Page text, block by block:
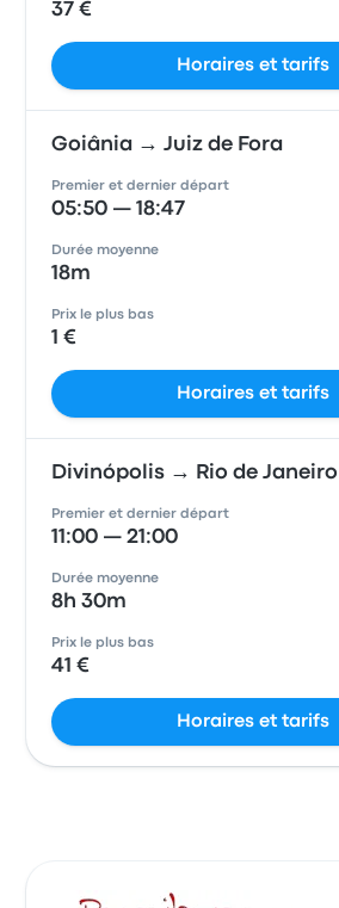
37 €
Horaires et tarifs
Goiânia → Juiz de Fora
Premier et dernier départ
05:50 — 18:47
Durée moyenne
18m
Prix le plus bas
1 €
Horaires et tarifs
Divinópolis → Rio de Janeiro
Premier et dernier départ
11:00 — 21:00
Durée moyenne
8h 30m
Prix le plus bas
41 €
Horaires et tarifs